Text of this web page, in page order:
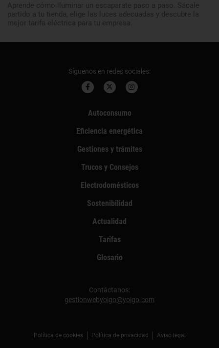
Aprende cómo iluminar un escaparate paso a paso. Sácale
partido a tu tienda, elige las luces adecuadas y descubre la
mejor tarifa eléctrica para tu empresa.
Síguenos en redes sociales:
Autoconsumo
Eficiencia energética
Gestiones y trámites
Trucos y Consejos
Electrodomésticos
Sostenibilidad
Actualidad
Tarifas
Glosario
Contáctanos:
gestionwebyoigo@yoigo.com
Política de cookies Política de privacidad Aviso legal